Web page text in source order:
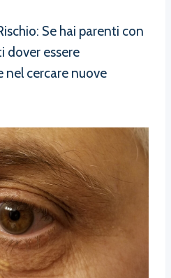
Se hai parenti con
dover essere
nel cercare nuove